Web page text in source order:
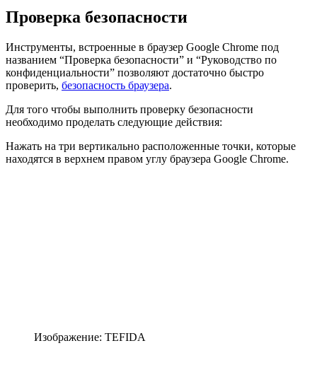
Проверка безопасности
Инструменты, встроенные в браузер Google Chrome под
названием “Проверка безопасности” и “Руководство по
конфиденциальности” позволяют достаточно быстро
проверить, безопасность браузера.
Для того чтобы выполнить проверку безопасности
необходимо проделать следующие действия:
Нажать на три вертикально расположенные точки, которые
находятся в верхнем правом углу браузера Google Chrome.
Изображение: TEFIDA